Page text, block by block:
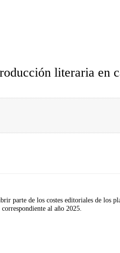
literaria en
parte de los costes editoriales de los
al año 2025.